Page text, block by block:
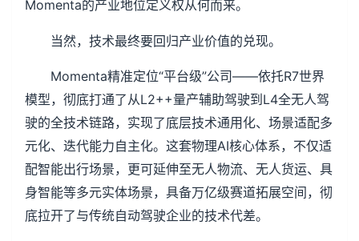
Momenta的产业地位定义权从何而来。
当然，技术最终要回归产业价值的兑现。
Momenta精准定位“平台级”公司——依托R7世界
模型，彻底打通了从L2++量产辅助驾驶到L4全无人驾
驶的全技术链路，实现了底层技术通用化、场景适配多
元化、迭代能力自主化。这套物理AI核心体系，不仅适
配智能出行场景，更可延伸至无人物流、无人货运、具
身智能等多元实体场景，具备万亿级赛道拓展空间，彻
底拉开了与传统自动驾驶企业的技术代差。